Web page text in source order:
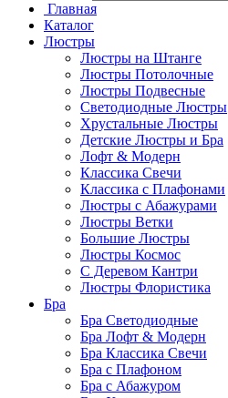
Главная
Каталог
Люстры
Люстры на Штанге
Люстры Потолочные
Люстры Подвесные
Светодиодные Люстры
Хрустальные Люстры
Детские Люстры и Бра
Лофт & Модерн
Классика Свечи
Классика с Плафонами
Люстры с Абажурами
Люстры Ветки
Большие Люстры
Люстры Космос
С Деревом Кантри
Люстры Флористика
Бра
Бра Светодиодные
Бра Лофт & Модерн
Бра Классика Свечи
Бра с Плафоном
Бра с Абажуром